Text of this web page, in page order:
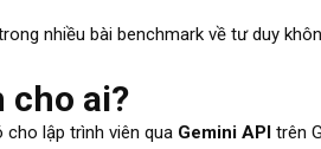
nhiều bài benchmark về tư duy
cho ai?
cho lập trình viên qua Gemini API trên